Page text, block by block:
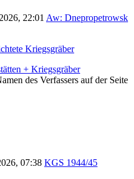
22:01 Aw: Dnepropetrowsk
Kriegsgräber
+ Kriegsgräber
des Verfassers auf der Seite
07:38 KGS 1944/45